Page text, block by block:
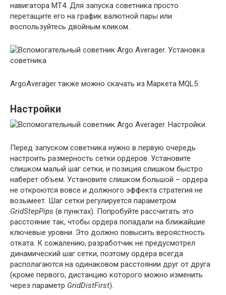
навигатора MT4. Для запуска советника просто
перетащите его на график валютной пары или
воспользуйтесь двойным кликом.
ArgoAverager также можно скачать из Маркета MQL5.
Настройки
Перед запуском советника нужно в первую очередь
настроить размерность сетки ордеров. Установите
слишком малый шаг сетки, и позиция слишком быстро
наберет объем. Установите слишком большой – ордера
не откроются вовсе и должного эффекта стратегия не
возымеет. Шаг сетки регулируется параметром
GridStepPips (в пунктах). Попробуйте рассчитать это
расстояние так, чтобы ордера попадали на ближайшие
ключевые уровни. Это должно повысить вероястность
отката. К сожалению, разработчик не предусмотрел
динамический шаг сетки, поэтому ордера всегда
располагаются на одинаковом расстоянии друг от друга
(кроме первого, дистанцию которого можно изменить
через параметр GridDistFirst).